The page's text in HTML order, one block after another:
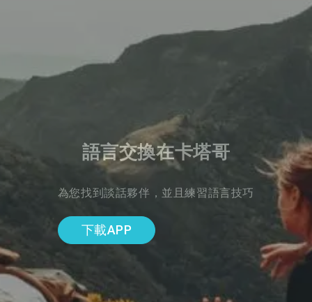
語言交換在卡塔哥
為您找到談話夥伴，並且練習語言技巧
下載APP